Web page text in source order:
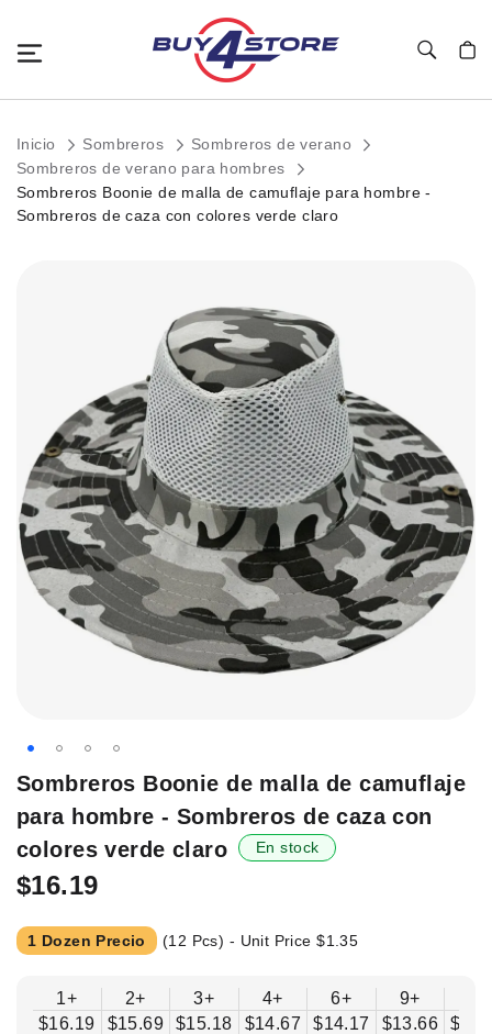
Inicio Sombreros
Sombreros de verano
Sombreros de verano para hombres
Sombreros Boonie de malla de camuflaje para hombre -
Sombreros de caza con colores verde claro
imágenes.
Saltar
principio
de
galería
imágenes.
Sombreros Boonie de malla de camuflaje
para hombre - Sombreros de caza con
colores verde claro
En stock
$16.19
1 Dozen Precio (12 Pcs) - Unit Price$1.35
1+
$16.19
2+
$15.69
3+
$15.18
4+
$14.67
6+
$14.17
9+
$13.66